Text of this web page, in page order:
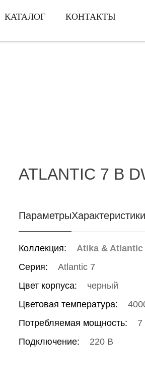
КАТАЛОГ КОНТАКТЫ
ATLANTIC 7 B
ПараметрыХарактеристики
Коллекция:
Atika & Atlantic
Серия:
Atlantic 7
Цвет корпуса:
черный
Цветовая температура:
Потребляемая мощность:
7
Подключение:
220 В